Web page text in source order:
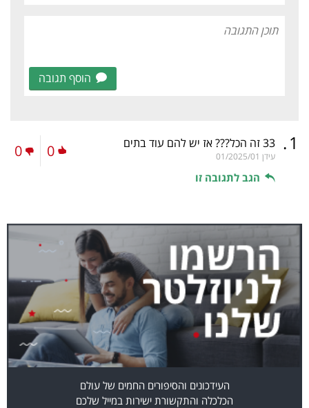
הוסף תגובה
1
. 33 זה הכל??? אז יש להם עוד בתים
עידן 01/2025/01
הגב לתגובה זו
0
0
העידכונים והסיפורים החמים של עולם
הכלכלה והתקשורת ישירות במייל שלכם